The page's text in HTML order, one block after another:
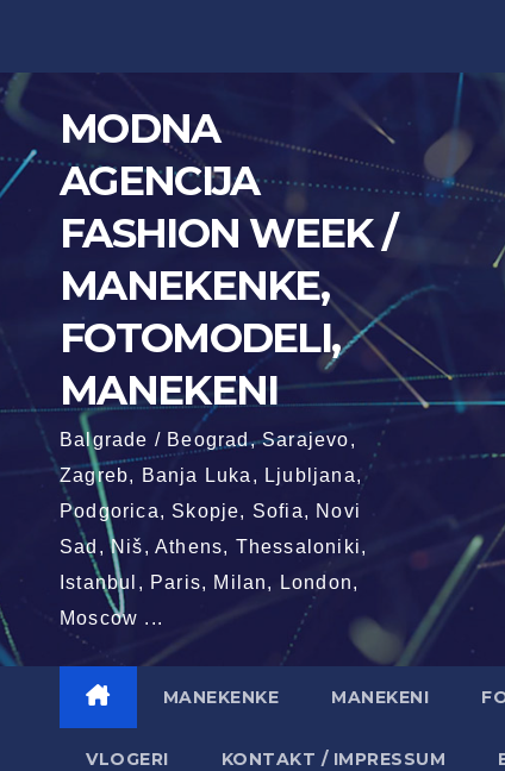
content
MODNA
AGENCIJA
FASHION WEEK /
MANEKENKE,
FOTOMODELI,
MANEKENI
Balgrade / Beograd, Sarajevo,
Zagreb, Banja Luka, Ljubljana,
Podgorica, Skopje, Sofia, Novi
Sad, Niš, Athens, Thessaloniki,
Istanbul, Paris, Milan, London,
Moscow ...
MANEKENKE MANEKENI
VLOGERI KONTAKT / IMPRESSUM